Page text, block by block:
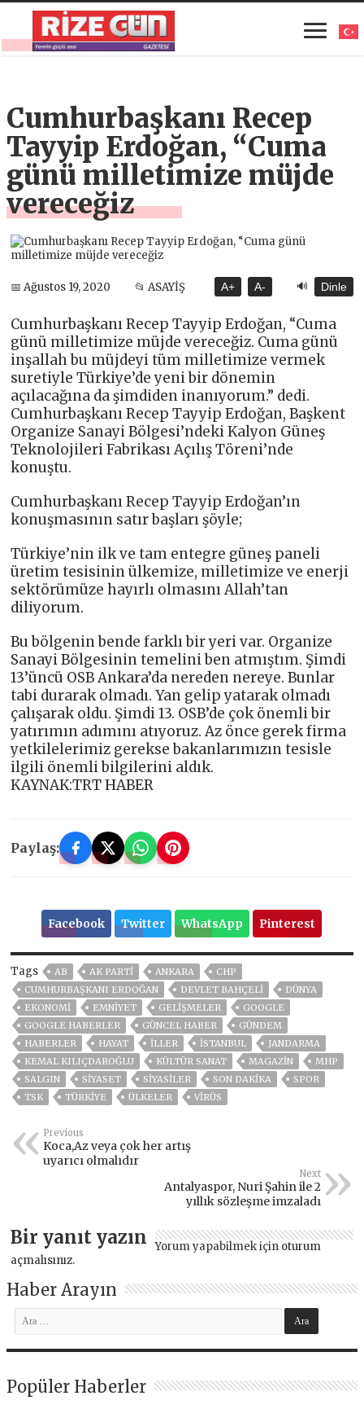
Cumhurbaşkanı Recep
Tayyip Erdoğan, “Cuma
günü milletimize müjde
vereceğiz
📅 Ağustos 19, 2020 📂 ASAYİŞ A+ A- 🔊 Dinle
Cumhurbaşkanı Recep Tayyip Erdoğan, “Cuma
günü milletimize müjde vereceğiz. Cuma günü
inşallah bu müjdeyi tüm milletimize vermek
suretiyle Türkiye’de yeni bir dönemin
açılacağına da şimdiden inanıyorum.” dedi.
Cumhurbaşkanı Recep Tayyip Erdoğan, Başkent
Organize Sanayi Bölgesi’ndeki Kalyon Güneş
Teknolojileri Fabrikası Açılış Töreni’nde
konuştu.
Cumhurbaşkanı Recep Tayyip Erdoğan’ın
konuşmasının satır başları şöyle;
Türkiye’nin ilk ve tam entegre güneş paneli
üretim tesisinin ülkemize, milletimize ve enerji
sektörümüze hayırlı olmasını Allah’tan
diliyorum.
Bu bölgenin bende farklı bir yeri var. Organize
Sanayi Bölgesinin temelini ben atmıştım. Şimdi
13’üncü OSB Ankara’da nereden nereye. Bunlar
tabi durarak olmadı. Yan gelip yatarak olmadı
çalışarak oldu. Şimdi 13. OSB’de çok önemli bir
yatırımın adımını atıyoruz. Az önce gerek firma
yetkilelerimiz gerekse bakanlarımızın tesisle
ilgili önemli bilgilerini aldık.
KAYNAK:TRT HABER
Paylaş:
Facebook Twitter WhatsApp Pinterest
Tags AB AK PARTİ ANKARA
CHP
CUMHURBAŞKANI ERDOĞAN
DEVLET BAHÇELİ
DÜNYA
EKONOMİ
EMNİYET GELIŞMELER
GOOGLE
GOOGLE HABERLER
GÜNCEL HABER
GÜNDEM
HABERLER
HAYAT İLLER ISTANBUL
JANDARMA
KEMAL KILIÇDAROĞLU
KÜLTÜR SANAT MAGAZİN
MHP
SALGIN
SİYASET SİYASİLER SON DAKIKA
SPOR
TSK
TÜRKİYE ÜLKELER VIRÜS
Previous
Koca,Az veya çok her artış
uyarıcı olmalıdır
Next
Antalyaspor, Nuri Şahin ile 2
yıllık sözleşme imzaladı
Bir yanıt yazın Yorum yapabilmek için oturum
açmalısınız.
Haber Arayın
Popüler Haberler